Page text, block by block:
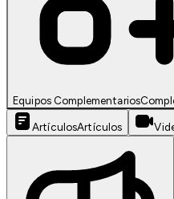
Equipos Complementarios
ArtículosArtículos